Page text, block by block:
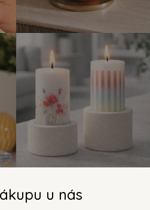
u nás